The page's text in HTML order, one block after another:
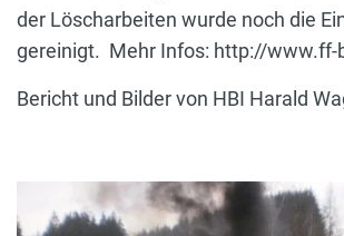
der Löscharbeiten wurde noch die
gereinigt. Mehr Infos: http://www.ff-
Bericht und Bilder von HBI Harald